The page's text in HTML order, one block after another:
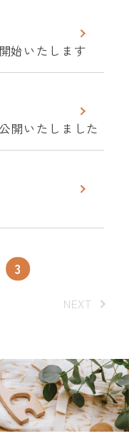
始いたします
開いたしました
3
NEXT